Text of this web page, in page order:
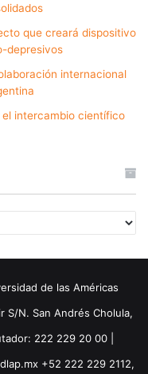
que creará dispositivo
depresivos
internacional
intercambio científico
de las Américas
S/N. San Andrés Cholula,
222 229 20 00 |
+52 222 229 2112,